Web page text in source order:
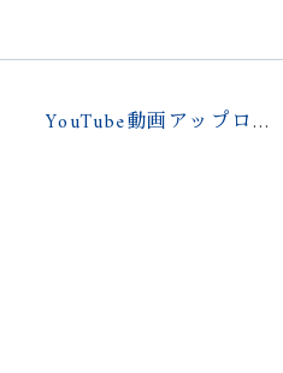
YouTube動画アップロードしました